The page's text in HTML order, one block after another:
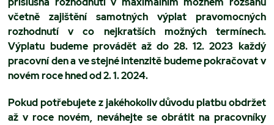
včetně zajištění samotných výplat pravomocných
rozhodnutí v co nejkratších možných termínech.
Výplatu budeme provádět až do 28. 12. 2023 každý
pracovní den a ve stejné intenzitě budeme pokračovat v
novém roce hned od 2. 1. 2024.
Pokud potřebujete z jakéhokoliv důvodu platbu obdržet
až v roce novém, neváhejte se obrátit na pracovníky